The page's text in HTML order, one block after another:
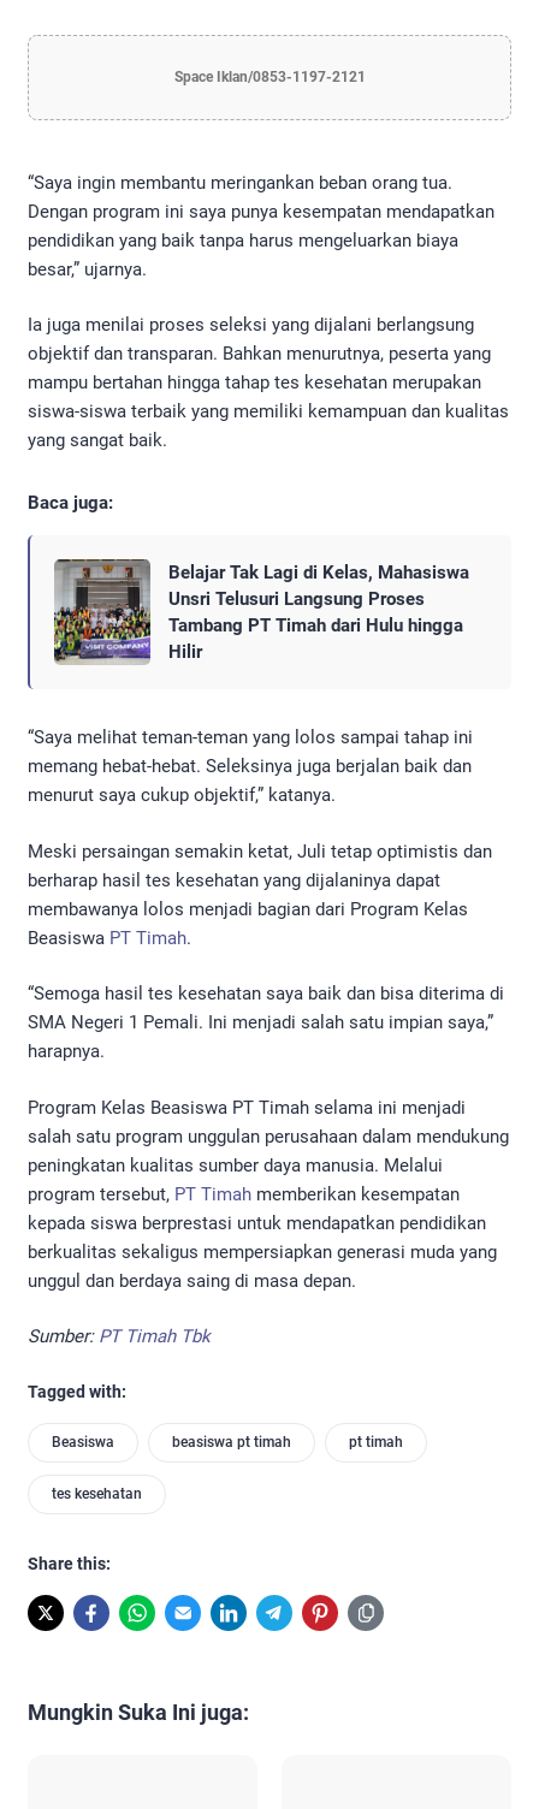
Space Iklan/0853-1197-2121
“Saya ingin membantu meringankan beban orang tua.
Dengan program ini saya punya kesempatan mendapatkan
pendidikan yang baik tanpa harus mengeluarkan biaya
besar,” ujarnya.
Ia juga menilai proses seleksi yang dijalani berlangsung
objektif dan transparan. Bahkan menurutnya, peserta yang
mampu bertahan hingga tahap tes kesehatan merupakan
siswa-siswa terbaik yang memiliki kemampuan dan kualitas
yang sangat baik.
Baca juga:
Belajar Tak Lagi di Kelas, Mahasiswa
Unsri Telusuri Langsung Proses
Tambang PT Timah dari Hulu hingga
Hilir
“Saya melihat teman-teman yang lolos sampai tahap ini
memang hebat-hebat. Seleksinya juga berjalan baik dan
menurut saya cukup objektif,” katanya.
Meski persaingan semakin ketat, Juli tetap optimistis dan
berharap hasil tes kesehatan yang dijalaninya dapat
membawanya lolos menjadi bagian dari Program Kelas
Beasiswa PT Timah.
“Semoga hasil tes kesehatan saya baik dan bisa diterima di
SMA Negeri 1 Pemali. Ini menjadi salah satu impian saya,”
harapnya.
Program Kelas Beasiswa PT Timah selama ini menjadi
salah satu program unggulan perusahaan dalam mendukung
peningkatan kualitas sumber daya manusia. Melalui
program tersebut, PT Timah memberikan kesempatan
kepada siswa berprestasi untuk mendapatkan pendidikan
berkualitas sekaligus mempersiapkan generasi muda yang
unggul dan berdaya saing di masa depan.
Sumber: PT Timah Tbk
Tagged with:
Beasiswa beasiswa pt timah pt timah
tes kesehatan
Share this:
Mungkin Suka Ini juga: